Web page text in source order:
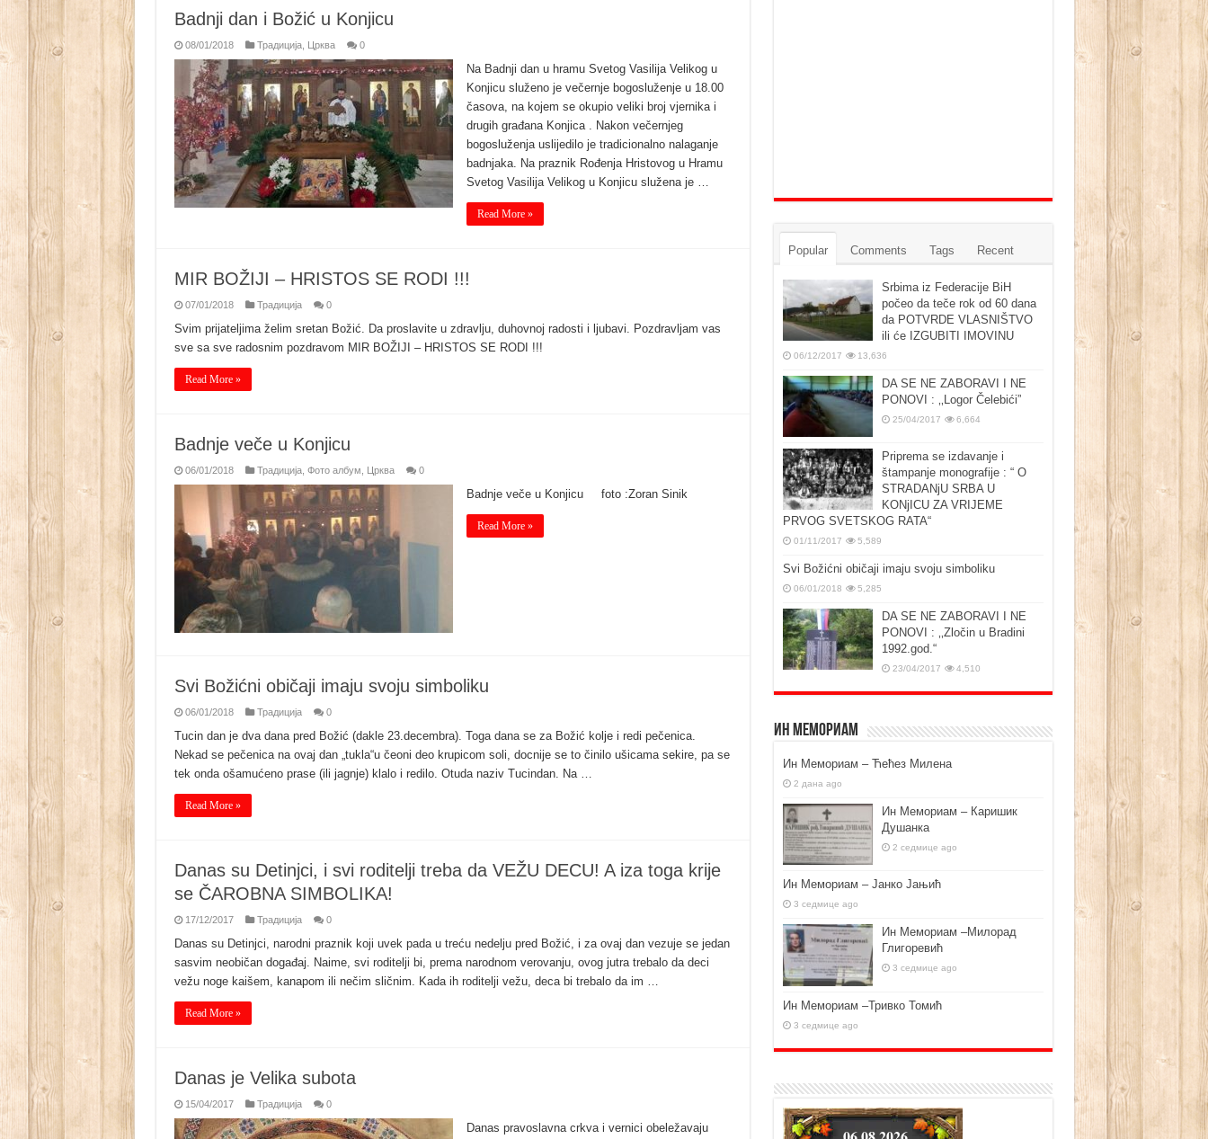
Badnji dan i Božić u Konjicu
08/01/2018 Традиција, Црква 0
Na Badnji dan u hramu Svetog Vasilija Velikog u
Konjicu služeno je večernje bogosluženje u 18.00
časova, na kojem se okupio veliki broj vjernika i
drugih građana Konjica . Nakon večernjeg
bogosluženja uslijedilo je tradicionalno nalaganje
badnjaka. Na praznik Rođenja Hristovog u Hramu
Svetog Vasilija Velikog u Konjicu služena je …
Read More »
MIR BOŽIJI – HRISTOS SE RODI !!!
07/01/2018 Традиција 0
Svim prijateljima želim sretan Božić. Da proslavite u zdravlju, duhovnoj radosti i ljubavi. Pozdravljam vas
sve sa sve radosnim pozdravom MIR BOŽIJI – HRISTOS SE RODI !!!
Read More »
Badnje veče u Konjicu
06/01/2018 Традиција, Фото албум Црква 0
Badnje veče u Konjicu foto :Zoran Sinik
Read More »
Svi Božićni običaji imaju svoju simboliku
06/01/2018 Традиција 0
Tucin dan je dva dana pred Božić (dakle 23.decembra). Toga dana se za Božić kolje i redi pečenica.
Nekad se pečenica na ovaj dan „tukla“u čeoni deo krupicom soli, docnije se to činilo ušicama sekire, pa se
tek onda ošamućeno prase (ili jagnje) klalo i redilo. Otuda naziv Tucindan. Na …
Read More »
Danas su Detinjci, i svi roditelji treba da VEŽU DECU! A iza toga krije
se ČAROBNA SIMBOLIKA!
17/12/2017 Традиција 0
Danas su Detinjci, narodni praznik koji uvek pada u treću nedelju pred Božić, i za ovaj dan vezuje se jedan
sasvim neobičan događaj. Naime, svi roditelji bi, prema narodnom verovanju, ovog jutra trebalo da deci
vežu noge kaišem, kanapom ili nečim sličnim. Kada ih roditelji vežu, deca bi trebalo da im …
Read More »
Danas je Velika subota
15/04/2017 Традиција 0
Danas pravoslavna crkva i vernici obeležavaju
Popular Comments Tags Recent
Srbima iz Federacije BiH
počeo da teče rok od 60 dana
da POTVRDE VLASNIŠTVO
ili će IZGUBITI IMOVINU
06/12/2017 13,636
DA SE NE ZABORAVI I NE
PONOVI : ‚‚Logor Čelebići”
25/04/2017 6,664
Priprema se izdavanje i
štampanje monografije : “ O
STRADANjU SRBA U
KONjICU ZA VRIJEME
PRVOG SVETSKOG RATA“
01/11/2017 5,589
Svi Božićni običaji imaju svoju simboliku
06/01/2018 5,285
DA SE NE ZABORAVI I NE
PONOVI : ‚‚Zločin u Bradini
1992.god.“
23/04/2017 4,510
Ин Мемориам
Ин Мемориам – Ћећез Милена
2 дана ago
Ин Мемориам – Каришик
Душанка
2 седмице ago
Ин Мемориам – Јанко Јањић
3 седмице ago
Ин Мемориам –Милорад
Глигоревић
3 седмице ago
Ин Мемориам –Тривко Томић
3 седмице ago